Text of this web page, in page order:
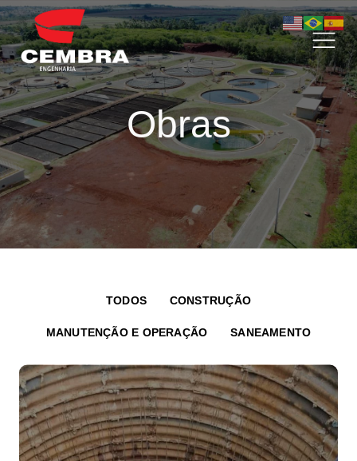
Obras
TODOS CONSTRUÇÃO
MANUTENÇÃO E OPERAÇÃO SANEAMENTO